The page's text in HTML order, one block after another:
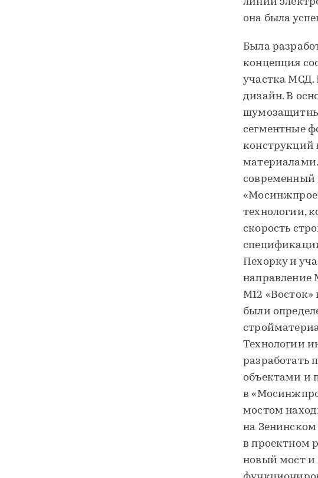
она была
Была
концепция
участка МСД.
дизайн. В
сегментные
конструкций
современный
технологии,
скорость
Пехорку и
направление
М12
были
Технологии
разработать
объектами и
в
мостом
на Зенинском
в проектном
новый мост и